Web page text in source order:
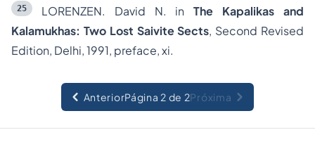
25 LORENZEN. David N. inThe Kapalikas and
Kalamukhas: Two Lost Saivite Sects, Second Revised
Edition, Delhi, 1991, preface, xi.
AnteriorPágina 2 de 2Próxima